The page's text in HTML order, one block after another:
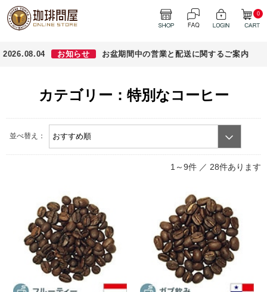
0
2026.08.04 お知らせ お盆期間中の営業と配送に関するご案内
カテゴリー：特別なコーヒー
並べ替え：
1～9件 ／ 28件あります